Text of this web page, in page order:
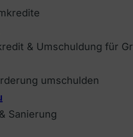
& Umschuldung für
umschulden
Sanierung